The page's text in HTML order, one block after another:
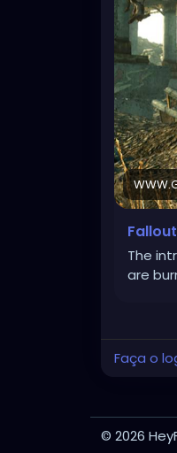
The
are
Faça o
© 2026